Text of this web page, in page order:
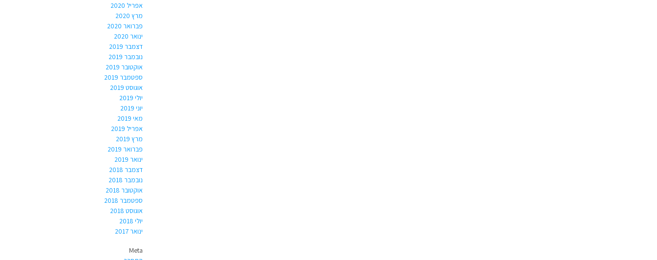
אפריל 2020
מרץ 2020
פברואר 2020
ינואר 2020
דצמבר 2019
נובמבר 2019
אוקטובר 2019
ספטמבר 2019
אוגוסט 2019
יולי 2019
יוני 2019
מאי 2019
אפריל 2019
מרץ 2019
פברואר 2019
ינואר 2019
דצמבר 2018
נובמבר 2018
אוקטובר 2018
ספטמבר 2018
אוגוסט 2018
יולי 2018
ינואר 2017
Meta